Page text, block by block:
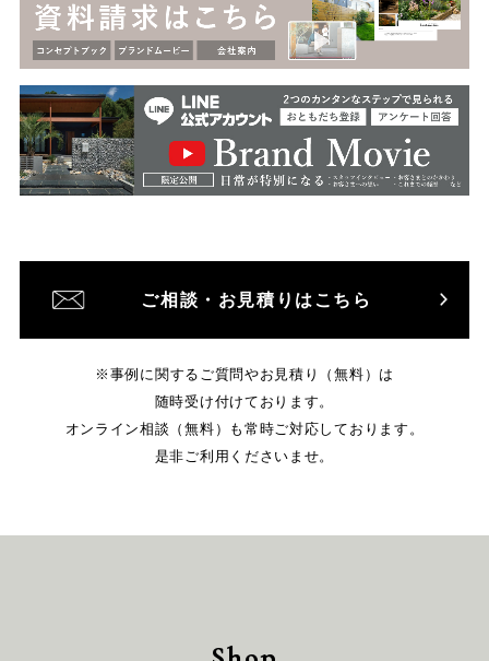
ご相談・お見積りはこちら
※事例に関するご質問やお見積り（無料）は
随時受け付けております。
オンライン相談（無料）も常時ご対応しております。
是非ご利用くださいませ。